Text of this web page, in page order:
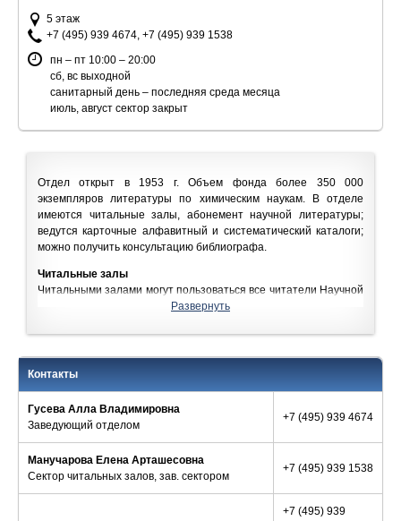
5 этаж
+7 (495) 939 4674, +7 (495) 939 1538
пн – пт 10:00 – 20:00
сб, вс выходной
санитарный день – последняя среда месяца
июль, август сектор закрыт
Отдел открыт в 1953 г. Объем фонда более 350 000
экземпляров литературы по химическим наукам. В отделе
имеются читальные залы, абонемент научной литературы;
ведутся карточные алфавитный и систематический каталоги;
можно получить консультацию библиографа.
Читальные залы
Читальными залами могут пользоваться все читатели Научной
библиотеки МГУ. Время выполнения заказов от 5 минут до 1
санитарные дни, выполняются в первый рабочий день к 10:00.
Срок хранения заказов – 5 рабочих дней.
В читальном зале в открытом доступе находятся
Абонемент научной литературы
Проводится запись в библиотеку, оформление читательского
билета, выдача литературы на дом. Уточняйтеинформацию о
записи в библиотекуиоб абонементном обслуживании в
отделе.
Аспиранты последнего года обучения обслуживаются при
наличии гарантийного письма от руководства факультетов.
Развернуть
Контакты
Гусева Алла Владимировна
Заведующий отделом
+7 (495) 939 4674
Манучарова Елена Арташесовна
Сектор читальных залов, зав. сектором
+7 (495) 939 1538
+7 (495) 939